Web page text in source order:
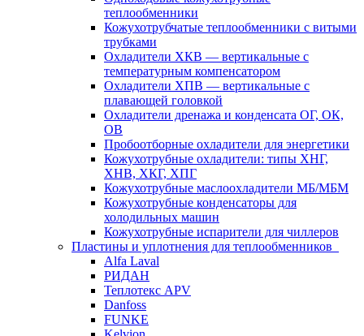
теплообменники
Кожухотрубчатые теплообменники с витыми
трубками
Охладители ХКВ — вертикальные с
температурным компенсатором
Охладители ХПВ — вертикальные с
плавающей головкой
Охладители дренажа и конденсата ОГ, ОК,
ОВ
Пробоотборные охладители для энергетики
Кожухотрубные охладители: типы ХНГ,
ХНВ, ХКГ, ХПГ
Кожухотрубные маслоохладители МБ/МБМ
Кожухотрубные конденсаторы для
холодильных машин
Кожухотрубные испарители для чиллеров
Пластины и уплотнения для теплообменников
Alfa Laval
РИДАН
Теплотекс APV
Danfoss
FUNKE